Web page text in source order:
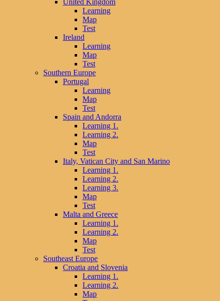
Learning
Map
Test
Ireland
Learning
Map
Test
Southern Europe
Portugal
Learning
Map
Test
Spain and Andorra
Learning 1.
Learning 2.
Map
Test
Italy, Vatican City and San Marino
Learning 1.
Learning 2.
Learning 3.
Map
Test
Malta and Greece
Learning 1.
Learning 2.
Map
Test
Southeast Europe
Croatia and Slovenia
Learning 1.
Learning 2.
Map